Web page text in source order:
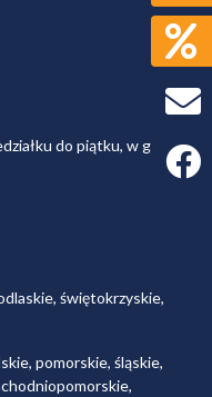
do piątku, w godz.
świętokrzyskie,
pomorskie, śląskie,